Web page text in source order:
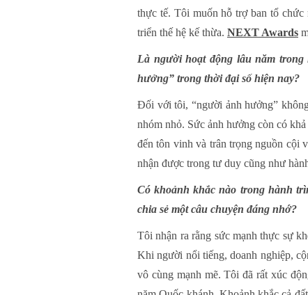
thực tế. Tôi muốn hỗ trợ ban tổ chức
triển thế hệ kế thừa. NEXT Awards
Là người hoạt động lâu năm
hưởng” trong thời đại số hiện nay?
Đối với tôi, “người ảnh hưởng”
nhóm nhỏ. Sức ảnh hưởng còn có
đến tôn vinh và trân trọng nguồn cội
nhận được trong tư duy cũng như
Có khoảnh khắc nào trong hành
chia sẻ một câu chuyện đáng nhớ?
Tôi nhận ra rằng sức mạnh thực sự
Khi người nổi tiếng, doanh nghiệp,
vô cùng mạnh mẽ. Tôi đã rất xúc